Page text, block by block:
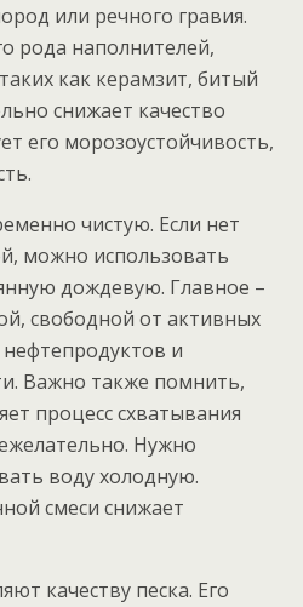
или речного гравия.
рода наполнителей,
как керамзит, битый
снижает качество
его морозоустойчивость,
чистую. Если нет
можно использовать
дождевую. Главное –
свободной от активных
и
Важно также помнить,
процесс схватывания
Нужно
воду холодную.
смеси снижает
качеству песка. Его